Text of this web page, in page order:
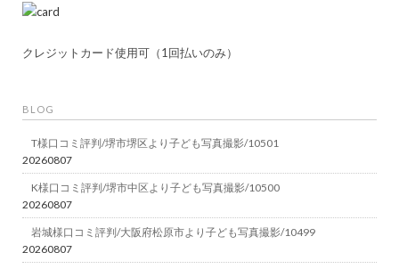
クレジットカード使用可（1回払いのみ）
BLOG
T様口コミ評判/堺市堺区より子ども写真撮影/10501
20260807
K様口コミ評判/堺市中区より子ども写真撮影/10500
20260807
岩城様口コミ評判/大阪府松原市より子ども写真撮影/10499
20260807